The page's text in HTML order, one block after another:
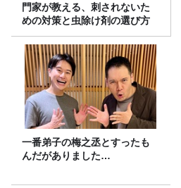
門家が教える、刺されないた
めの対策と虫除け剤の選び方
一番弟子の梅之丞とすったも
んだがありました…